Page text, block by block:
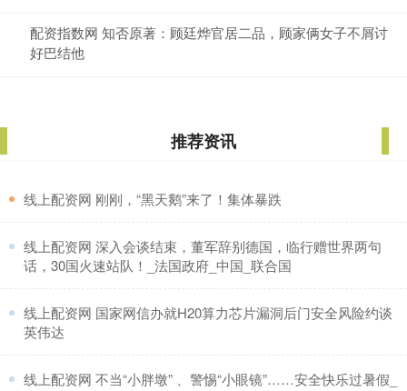
配资指数网 知否原著：顾廷烨官居二品，顾家俩女子不屑讨
好巴结他
推荐资讯
​线上配资网 刚刚，“黑天鹅”来了！集体暴跌
​线上配资网 深入会谈结束，董军辞别德国，临行赠世界两句
话，30国火速站队！_法国政府_中国_联合国
​线上配资网 国家网信办就H20算力芯片漏洞后门安全风险约谈
英伟达
​线上配资网 不当“小胖墩” 、警惕“小眼镜”……安全快乐过暑假_